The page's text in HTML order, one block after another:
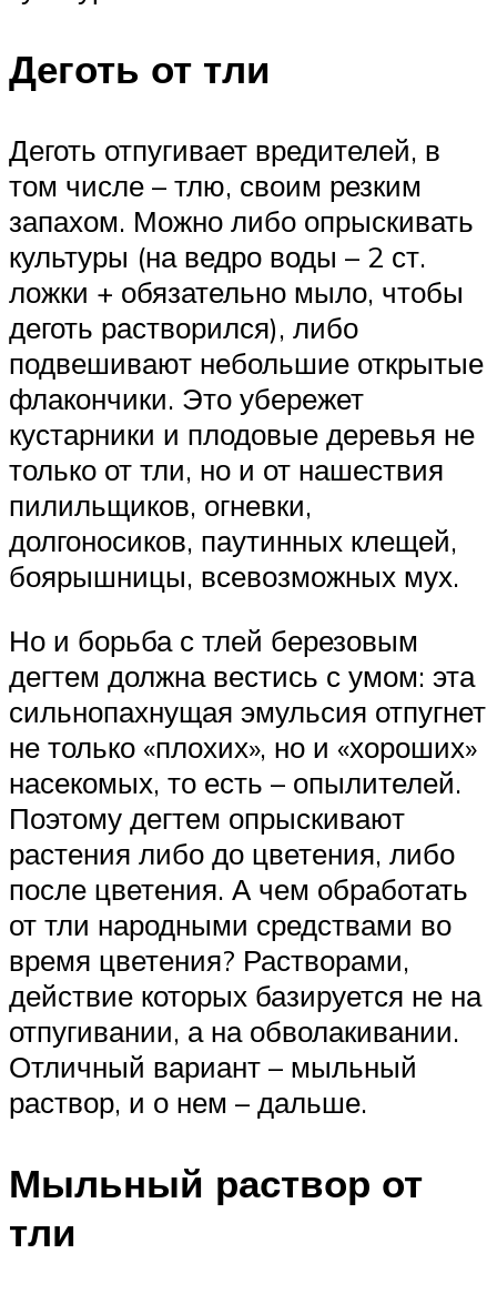
Деготь от тли
Деготь отпугивает вредителей, в
том числе – тлю, своим резким
запахом. Можно либо опрыскивать
культуры (на ведро воды – 2 ст.
ложки + обязательно мыло, чтобы
деготь растворился), либо
подвешивают небольшие открытые
флакончики. Это убережет
кустарники и плодовые деревья не
только от тли, но и от нашествия
пилильщиков, огневки,
долгоносиков, паутинных клещей,
боярышницы, всевозможных мух.
Но и борьба с тлей березовым
дегтем должна вестись с умом: эта
сильнопахнущая эмульсия отпугнет
не только «плохих», но и «хороших»
насекомых, то есть – опылителей.
Поэтому дегтем опрыскивают
растения либо до цветения, либо
после цветения. А чем обработать
от тли народными средствами во
время цветения? Растворами,
действие которых базируется не на
отпугивании, а на обволакивании.
Отличный вариант – мыльный
раствор, и о нем – дальше.
Мыльный раствор от
тли